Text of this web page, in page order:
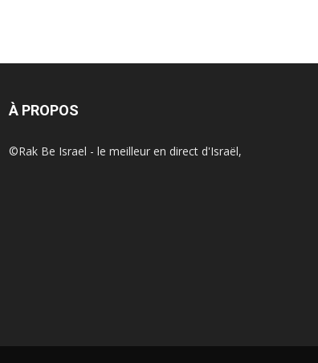
À PROPOS
©Rak Be Israel - le meilleur en direct d'Israël,